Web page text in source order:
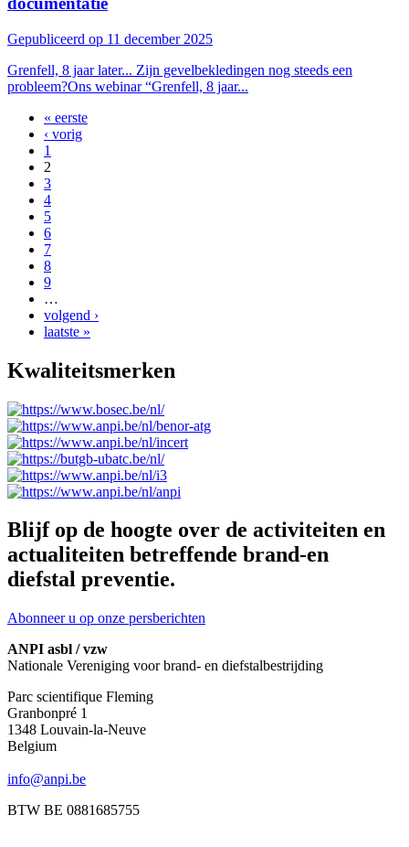
Gepubliceerd op 11 december 2025
Grenfell, 8 jaar later... Zijn gevelbekledingen nog steeds een
probleem?Ons webinar “Grenfell, 8 jaar...
« eerste
‹ vorig
1
2
3
4
5
6
7
8
9
…
volgend ›
laatste »
Kwaliteitsmerken
Blijf op de hoogte over de activiteiten en
actualiteiten betreffende brand-en
diefstal preventie.
Abonneer u op onze persberichten
ANPI asbl / vzw
Nationale Vereniging voor brand- en diefstalbestrijding
Parc scientifique Fleming
Granbonpré 1
1348 Louvain-la-Neuve
Belgium
info@anpi.be
BTW BE 0881685755